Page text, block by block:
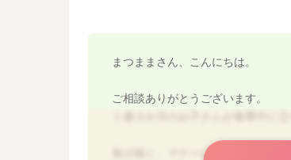
まつままさん、こんにちは。
ご相談ありがとうございます。
食が細く、マナーには目をつぶっ